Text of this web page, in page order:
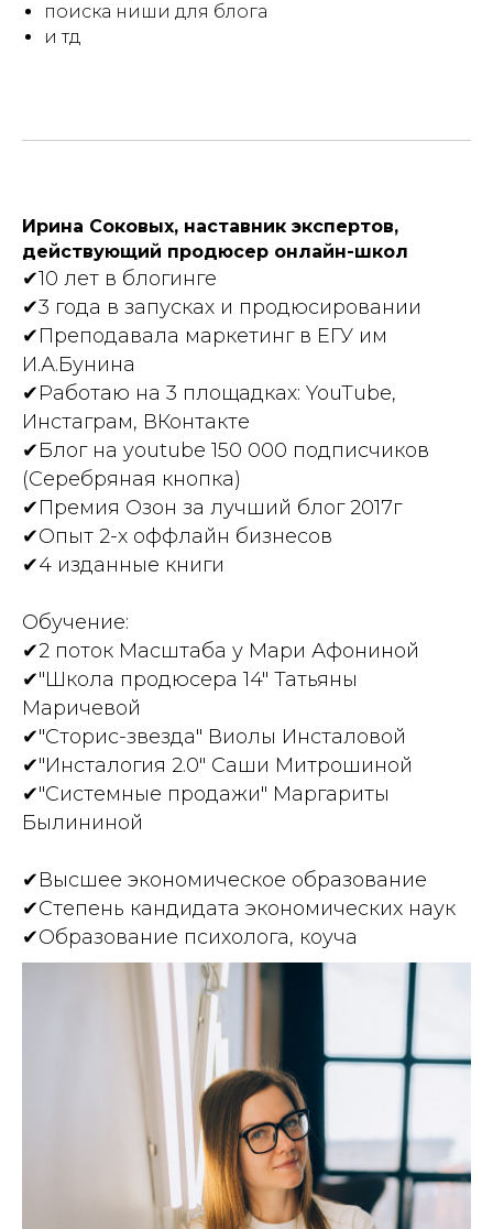
поиска ниши для блога
и тд
Ирина Соковых, наставник экспертов,
действующий продюсер онлайн-школ
✔10 лет в блогинге
✔3 года в запусках и продюсировании
✔Преподавала маркетинг в ЕГУ им
И.А.Бунина
✔Работаю на 3 площадках: YouTube,
Инстаграм, ВКонтакте
✔Блог на youtube 150 000 подписчиков
(Серебряная кнопка)
✔Премия Озон за лучший блог 2017г
✔Опыт 2-х оффлайн бизнесов
✔4 изданные книги
Обучение:
✔2 поток Масштаба у Мари Афониной
✔"Школа продюсера 14" Татьяны
Маричевой
✔"Сторис-звезда" Виолы Инсталовой
✔"Инсталогия 2.0" Саши Митрошиной
✔"Системные продажи" Маргариты
Былининой
✔Высшее экономическое образование
✔Степень кандидата экономических наук
✔Образование психолога, коуча